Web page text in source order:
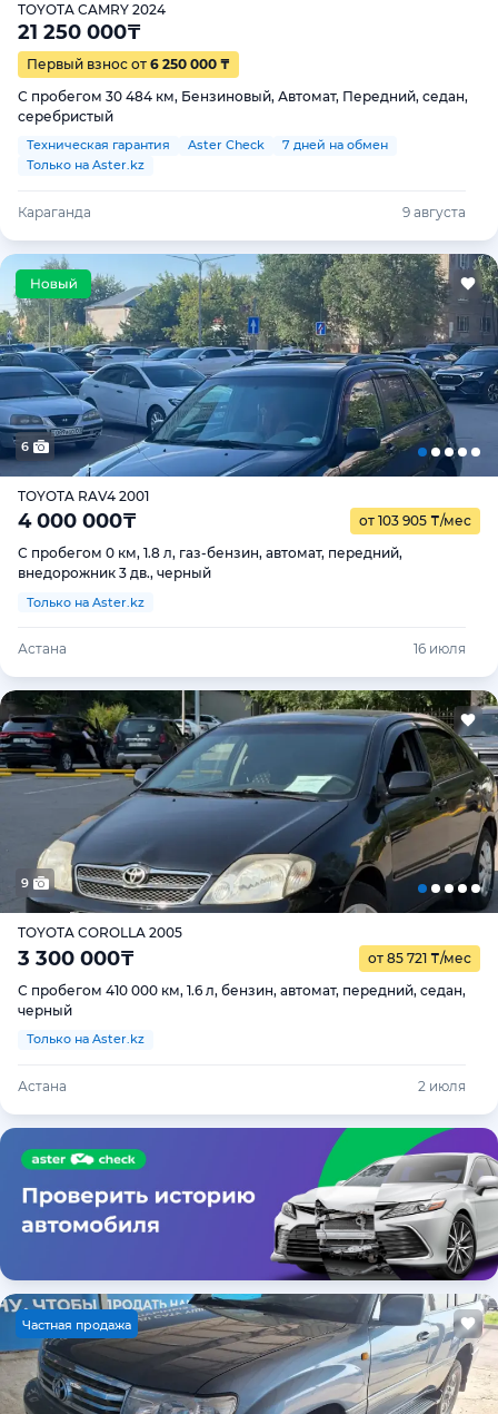
TOYOTA CAMRY 2024
21 250 000₸
Первый взнос от 6 250 000 ₸
С пробегом 30 484 км, Бензиновый, Автомат, Передний, седан,
серебристый
Техническая гарантия Aster Check
7 дней на обмен
Только на Aster.kz
Караганда 9 августа
6
TOYOTA RAV4 2001
4 000 000₸ от 103 905 ₸/мес
С пробегом 0 км, 1.8 л, газ-бензин, автомат, передний,
внедорожник 3 дв., черный
Только на Aster.kz
Астана 16 июля
9
TOYOTA COROLLA 2005
3 300 000₸ от 85 721 ₸/мес
С пробегом 410 000 км, 1.6 л, бензин, автомат, передний, седан,
черный
Только на Aster.kz
Астана 2 июля
Частная продажа